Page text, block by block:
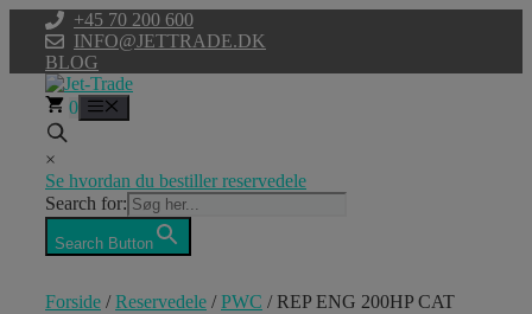
indhold
+45 70 200 600
INFO@JETTRADE.DK
BLOG
0
×
Se hvordan du bestiller reservedele
Search for:
Search Button
Forside /Reservedele /PWC / REP ENG 200HP CAT